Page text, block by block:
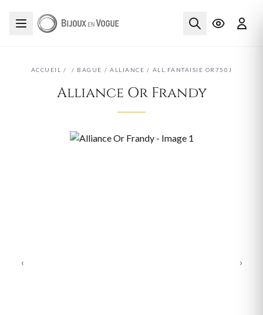
ACCUEIL / / BAGUE / ALLIANCE / ALL.FANTAISIE OR750J
Alliance Or Frandy
‹ ›